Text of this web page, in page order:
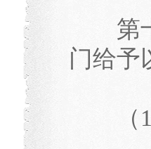
第十
门给予
（1